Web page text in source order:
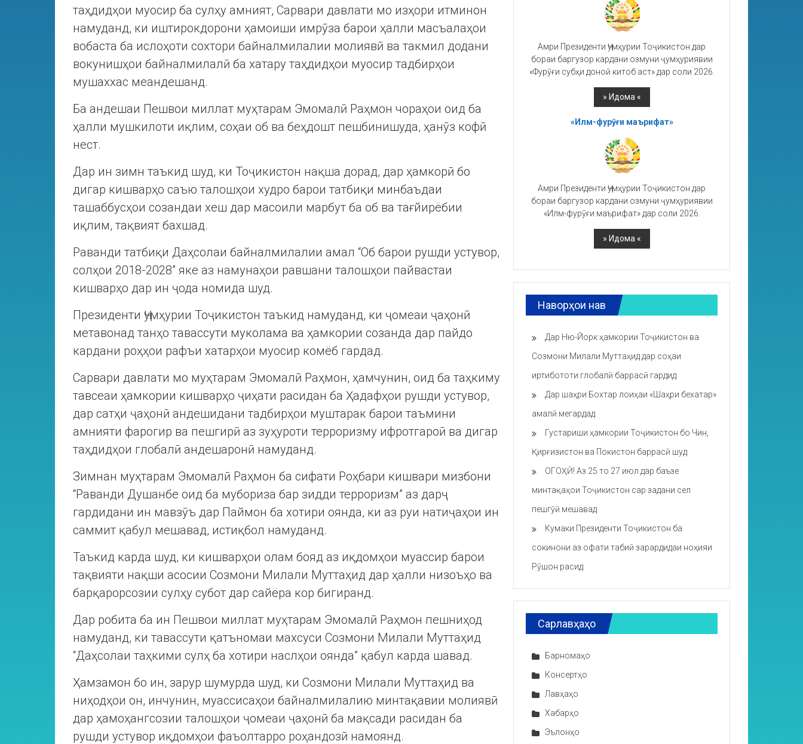
таҳдидҳои муосир ба сулҳу амният, Сарвари давлати мо изҳори итминон
намуданд, ки иштирокдорони ҳамоиши имрӯза барои ҳалли масъалаҳои
вобаста ба ислоҳоти сохтори байналмилалии молиявӣ ва такмил додани
вокунишҳои байналмилалӣ ба хатару таҳдидҳои муосир тадбирҳои
мушаххас меандешанд.
Ба андешаи Пешвои миллат муҳтарам Эмомалӣ Раҳмон чораҳои оид ба
ҳалли мушкилоти иқлим, соҳаи об ва беҳдошт пешбинишуда, ҳанӯз кофӣ
нест.
Дар ин зимн таъкид шуд, ки Тоҷикистон нақша дорад, дар ҳамкорӣ бо
дигар кишварҳо саъю талошҳои худро барои татбиқи минбаъдаи
ташаббусҳои созандаи хеш дар масоили марбут ба об ва тағйирёбии
иқлим, тақвият бахшад.
Раванди татбиқи Даҳсолаи байналмилалии амал “Об барои рушди устувор,
солҳои 2018-2028” яке аз намунаҳои равшани талошҳои пайвастаи
кишварҳо дар ин ҷода номида шуд.
Президенти Ҷумҳурии Тоҷикистон таъкид намуданд, ки ҷомеаи ҷаҳонӣ
метавонад танҳо тавассути муколама ва ҳамкории созанда дар пайдо
кардани роҳҳои рафъи хатарҳои муосир комёб гардад.
Сарвари давлати мо муҳтарам Эмомалӣ Раҳмон, ҳамчунин, оид ба таҳкиму
тавсеаи ҳамкории кишварҳо ҷиҳати расидан ба Ҳадафҳои рушди устувор,
дар сатҳи ҷаҳонӣ андешидани тадбирҳои муштарак барои таъмини
амнияти фарогир ва пешгирӣ аз зуҳуроти терроризму ифротгароӣ ва дигар
таҳдидҳои глобалӣ андешаронӣ намуданд.
Зимнан муҳтарам Эмомалӣ Раҳмон ба сифати Роҳбари кишвари мизбони
“Раванди Душанбе оид ба мубориза бар зидди терроризм” аз дарҷ
гардидани ин мавзӯъ дар Паймон ба хотири оянда, ки аз руи натиҷаҳои ин
саммит қабул мешавад, истиқбол намуданд.
Таъкид карда шуд, ки кишварҳои олам бояд аз иқдомҳои муассир барои
тақвияти нақши асосии Созмони Милали Муттаҳид дар ҳалли низоъҳо ва
барқарорсозии сулҳу субот дар сайёра кор бигиранд.
Дар робита ба ин Пешвои миллат муҳтарам Эмомалӣ Раҳмон пешниҳод
намуданд, ки тавассути қатъномаи махсуси Созмони Милали Муттаҳид
“Даҳсолаи таҳкими сулҳ ба хотири наслҳои оянда” қабул карда шавад.
Ҳамзамон бо ин, зарур шумурда шуд, ки Созмони Милали Муттаҳид ва
ниҳодҳои он, инчунин, муассисаҳои байналмилалию минтақавии молиявӣ
дар ҳамоҳангсозии талошҳои ҷомеаи ҷаҳонӣ ба мақсади расидан ба
рушди устувор иқдомҳои фаъолтарро роҳандозӣ намоянд.
Амри Президенти Ҷумҳурии Тоҷикистон дар
бораи баргузор кардани озмуни ҷумҳуриявии
«Фурӯғи субҳи доноӣ китоб аст» дар соли 2026.
«Илм-фурӯғи маърифат»
Амри Президенти Ҷумҳурии Тоҷикистон дар
бораи баргузор кардани озмуни ҷумҳуриявии
«Илм-фурӯғи маърифат» дар соли 2026.
Наворҳои нав
Дар Ню-Йорк ҳамкории Тоҷикистон ва
Созмони Милали Муттаҳид дар соҳаи
иртибототи глобалӣ баррасӣ гардид
Дар шаҳри Бохтар лоиҳаи «Шаҳри бехатар»
амалӣ мегардад
Густариши ҳамкории Тоҷикистон бо Чин,
Қирғизистон ва Покистон баррасӣ шуд
ОГОҲӢ! Аз 25 то 27 июл дар баъзе
минтақаҳои Тоҷикистон сар задани сел
пешгӯӣ мешавад
Кумаки Президенти Тоҷикистон ба
сокинони аз офати табиӣ зарардидаи ноҳияи
Рӯшон расид
Сарлавҳаҳо
Барномаҳо
Консертҳо
Лавҳаҳо
Хабарҳо
Эълонҳо